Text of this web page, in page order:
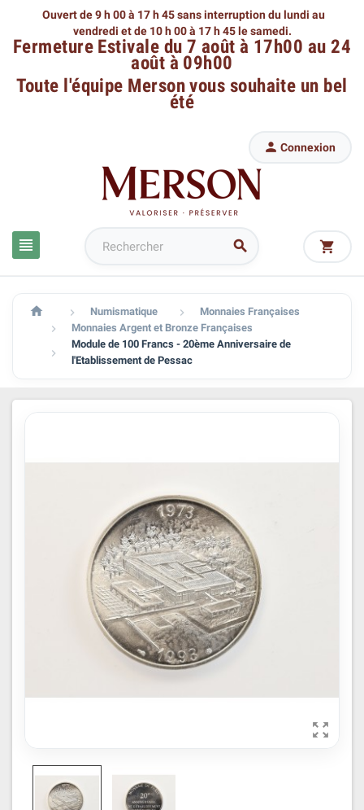
Ouvert de 9 h 00 à 17 h 45 sans interruption du lundi au
vendredi et de 10 h 00 à 17 h 45 le samedi.
Fermeture Estivale du 7 août à 17h00 au 24
août à 09h00
Toute l'équipe Mersonvous souhaite un bel
été
 
 Connexion

  Numismatique  Monnaies Françaises
 Monnaies Argent et Bronze Françaises

Module de 100 Francs - 20ème Anniversaire de
l'Etablissement de Pessac
